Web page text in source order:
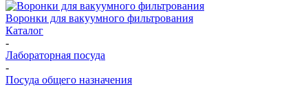
Воронки для вакуумного фильтрования
Каталог
-
Лабораторная посуда
-
Посуда общего назначения